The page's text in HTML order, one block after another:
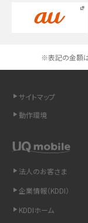
スマホのネット通信速
スマホや携帯端末の通
を解説
LINEの引き継ぎ方法は
非通知設定とは？184
スマホのウィジェット
※表記の金額
サイトマップ
動作環境
法人のお客さま
企業情報（KDDI）
KDDIホーム